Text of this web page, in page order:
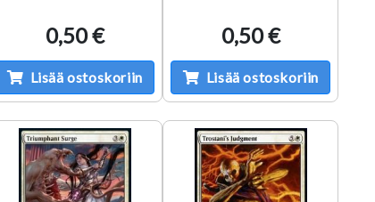
0,50 €
Lisää ostoskoriin
0,50 €
Lisää ostoskoriin